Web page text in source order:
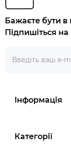
Бажаєте бути в
Підпишіться
Інформація
Категорії